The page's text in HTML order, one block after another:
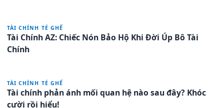
TÀI CHÍNH TÉ GHẾ
Tài Chính AZ: Chiếc Nón Bảo Hộ Khi Đời Úp Bô Tài
Chính
TÀI CHÍNH TÉ GHẾ
Tài chính phản ánh mối quan hệ nào sau đây? Khóc
cười rồi hiểu!